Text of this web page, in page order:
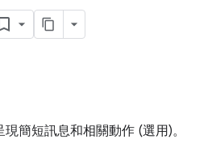
簡短訊息和相關動作 (選用)。